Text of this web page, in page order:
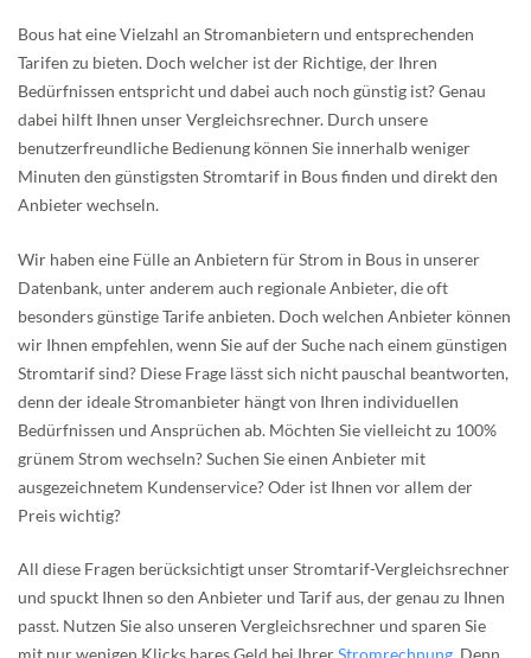
Bous hat eine Vielzahl an Stromanbietern und entsprechenden
Tarifen zu bieten. Doch welcher ist der Richtige, der Ihren
Bedürfnissen entspricht und dabei auch noch günstig ist? Genau
dabei hilft Ihnen unser Vergleichsrechner. Durch unsere
benutzerfreundliche Bedienung können Sie innerhalb weniger
Minuten den günstigsten Stromtarif in Bous finden und direkt den
Anbieter wechseln.
Wir haben eine Fülle an Anbietern für Strom in Bous in unserer
Datenbank, unter anderem auch regionale Anbieter, die oft
besonders günstige Tarife anbieten. Doch welchen Anbieter können
wir Ihnen empfehlen, wenn Sie auf der Suche nach einem günstigen
Stromtarif sind? Diese Frage lässt sich nicht pauschal beantworten,
denn der ideale Stromanbieter hängt von Ihren individuellen
Bedürfnissen und Ansprüchen ab. Möchten Sie vielleicht zu 100%
grünem Strom wechseln? Suchen Sie einen Anbieter mit
ausgezeichnetem Kundenservice? Oder ist Ihnen vor allem der
Preis wichtig?
All diese Fragen berücksichtigt unser Stromtarif-Vergleichsrechner
und spuckt Ihnen so den Anbieter und Tarif aus, der genau zu Ihnen
passt. Nutzen Sie also unseren Vergleichsrechner und sparen Sie